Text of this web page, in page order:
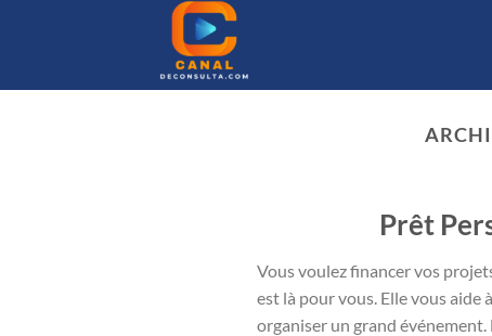
Prêt
Vous voulez financer vos
est là pour vous. Elle vous aide
organiser un grand